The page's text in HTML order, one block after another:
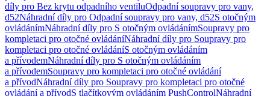
díly pro Bez krytu odpadního ventiluOdpadní soupravy pro vany,
d52Náhradní díly pro Odpadní soupravy pro vany, d52S otočným
ovládánímNáhradní díly pro S otočným ovládánímSoupravy pro
kompletaci pro otočné ovládáníNáhradní díly pro Soupravy pro
kompletaci pro otočné ovládáníS otočným ovládáním
a přívodemNáhradní díly pro S otočným ovládáním
a přívodemSoupravy pro kompletaci pro otočné ovládání
a přívodNáhradní díly pro Soupravy pro kompletaci pro otočné
ovládání a přívodS tlačítkovým ovládáním PushControlNáhradní